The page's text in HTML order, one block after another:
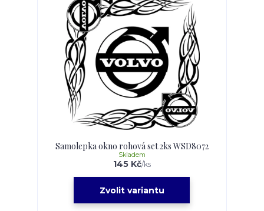
Samolepka okno rohová set 2ks WSD8072
145 Kč/ks
Skladem
Zvolit variantu